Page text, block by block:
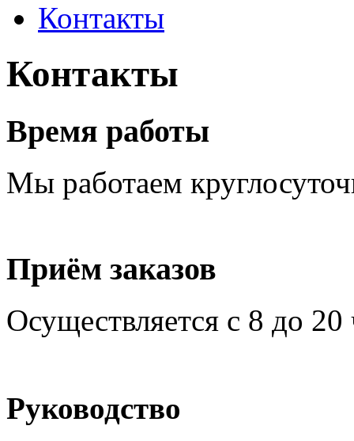
Контакты
Контакты
Время работы
Мы работаем
Приём заказов
Осуществляется с 8 до
Руководство